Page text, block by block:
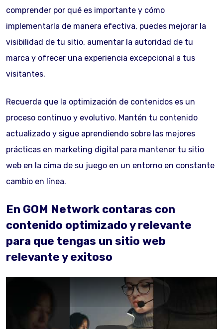
comprender por qué es importante y cómo
implementarla de manera efectiva, puedes mejorar la
visibilidad de tu sitio, aumentar la autoridad de tu
marca y ofrecer una experiencia excepcional a tus
visitantes.
Recuerda que la optimización de contenidos es un
proceso continuo y evolutivo. Mantén tu contenido
actualizado y sigue aprendiendo sobre las mejores
prácticas en marketing digital para mantener tu sitio
web en la cima de su juego en un entorno en constante
cambio en línea.
En GOM Network contaras con
contenido optimizado y relevante
para que tengas un sitio web
relevante y exitoso